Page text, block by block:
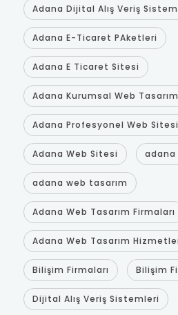
Adana Dijital Alış Veriş
Adana E-Ticaret PAketleri
Adana E Ticaret Sitesi
Adana Kurumsal Web Tasarım
Adana Profesyonel Web Sitesi
Adana Web Sitesi adana
adana web tasarım
Adana Web Tasarım Firmaları
Adana Web Tasarım
Bilişim Firmaları Bilişim
Dijital Alış Veriş Sistemleri